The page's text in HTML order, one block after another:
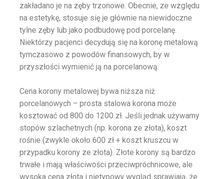
zakładano je na zęby trzonowe. Obecnie, ze względu
na estetykę, stosuje się je głównie na niewidoczne
tylne zęby lub jako podbudowę pod porcelanę.
Niektórzy pacjenci decydują się na koronę metalową
tymczasowo z powodów finansowych, by w
przyszłości wymienić ją na porcelanową.
Cena korony metalowej bywa niższa niż
porcelanowych – prosta stalowa korona może
kosztować od 800 do 1200 zł. Jeśli jednak używamy
stopów szlachetnych (np. korona ze złota), koszt
rośnie (zwykle około 600 zł + koszt kruszcu w
przypadku korony ze złota)​. Złote korony są bardzo
trwałe i mają właściwości przeciwpróchnicowe, ale
wysoka cena złota i nietypowy wygląd sprawiają, że